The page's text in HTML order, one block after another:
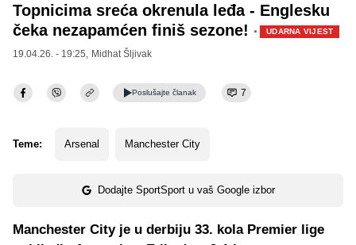
Topnicima sreća okrenula leđa - Englesku
čeka nezapamćen finiš sezone! · UDARNA VIJEST
19.04.26. - 19:25, Midhat Šljivak
Poslušajte članak 7
Teme: Arsenal Manchester City
Dodajte SportSport u vaš Google izbor
Manchester City je u derbiju 33. kola Premier lige